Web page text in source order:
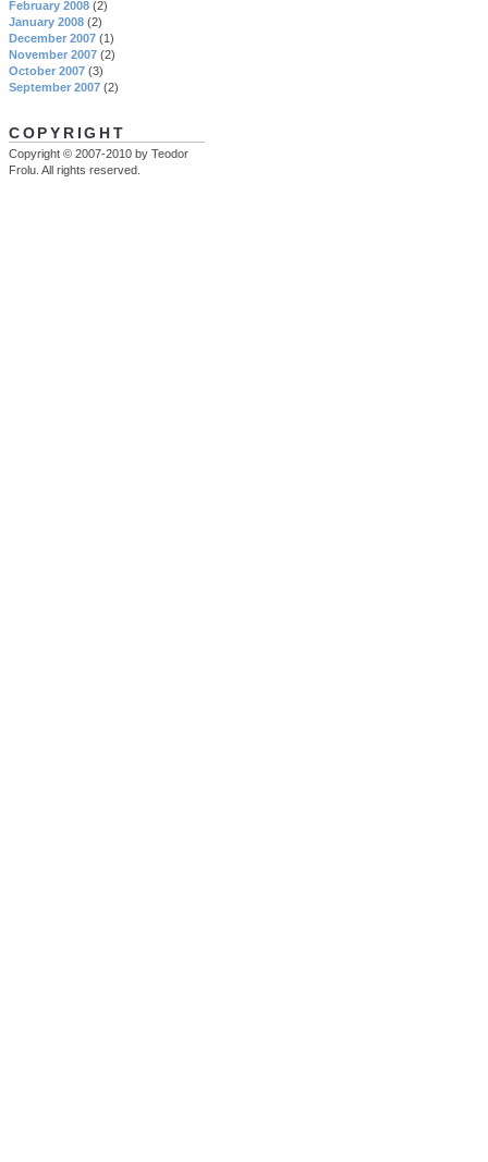
February 2008 (2)
January 2008 (2)
December 2007 (1)
November 2007 (2)
October 2007 (3)
September 2007 (2)
COPYRIGHT
Copyright © 2007-2010 by Teodor
Frolu. All rights reserved.